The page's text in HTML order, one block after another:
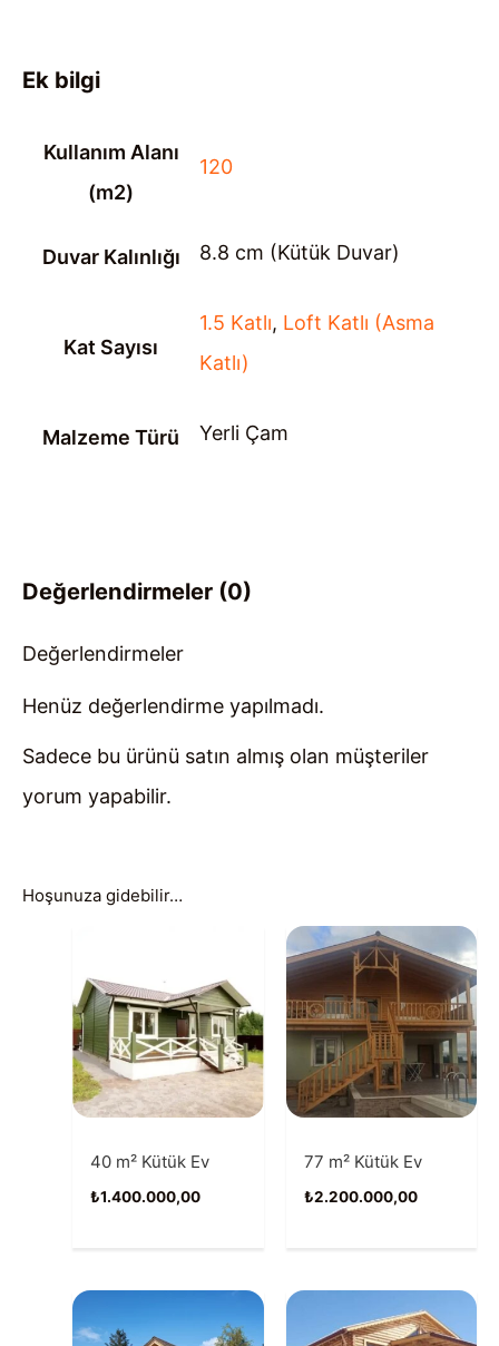
Ek bilgi
Kullanım Alanı
(m2)
120
Duvar Kalınlığı 8.8 cm (Kütük Duvar)
Kat Sayısı
1.5 Katlı, Loft Katlı (Asma
Katlı)
Malzeme Türü Yerli Çam
Değerlendirmeler (0)
Değerlendirmeler
Henüz değerlendirme yapılmadı.
Sadece bu ürünü satın almış olan müşteriler
yorum yapabilir.
Hoşunuza gidebilir…
40 m² Kütük Ev
₺1.400.000,00
77 m² Kütük Ev
₺2.200.000,00